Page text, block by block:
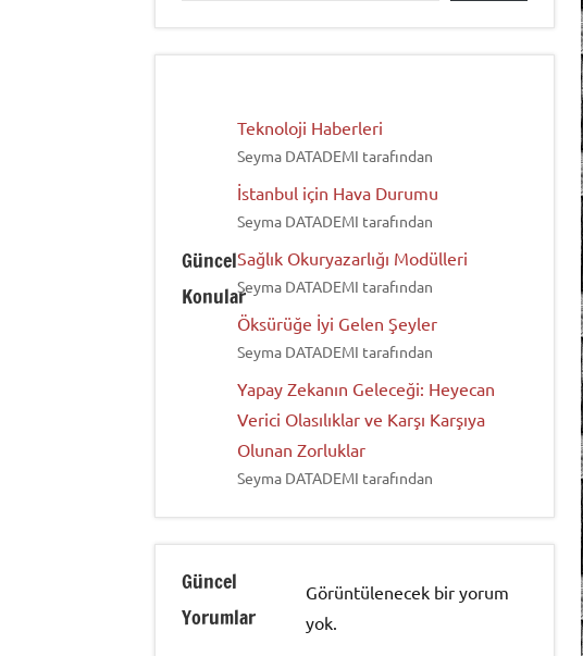
Güncel
Konular
Teknoloji Haberleri
Seyma DATADEMI tarafından
İstanbul için Hava Durumu
Seyma DATADEMI tarafından
Sağlık Okuryazarlığı Modülleri
Seyma DATADEMI tarafından
Öksürüğe İyi Gelen Şeyler
Seyma DATADEMI tarafından
Yapay Zekanın Geleceği: Heyecan
Verici Olasılıklar ve Karşı Karşıya
Olunan Zorluklar
Seyma DATADEMI tarafından
Güncel
Yorumlar
Görüntülenecek bir yorum
yok.